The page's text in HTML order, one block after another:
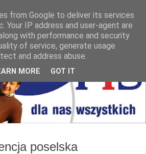
poselska
from Google to deliver its services
Your IP address and user-agent are
with performance and security
of service, generate usage
and address abuse.
MORE GOT IT